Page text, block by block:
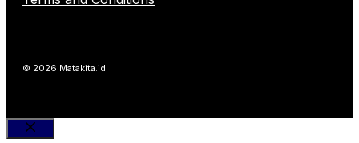
© 2026 Matakita.id